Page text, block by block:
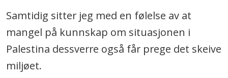
Samtidig sitter jeg med en følelse av at
mangel på kunnskap om situasjonen i
Palestina dessverre også får prege det skeive
miljøet.